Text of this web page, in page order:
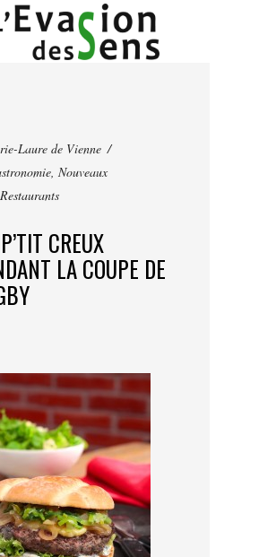
Laure de Vienne
, Nouveaux
Restaurants
CREUX
LA COUPE DE